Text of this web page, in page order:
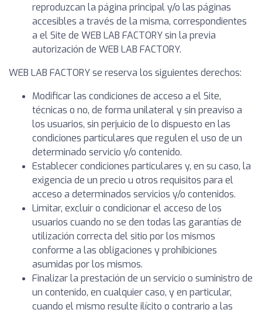
reproduzcan la página principal y/o las páginas
accesibles a través de la misma, correspondientes
a el Site de WEB LAB FACTORY sin la previa
autorización de WEB LAB FACTORY.
WEB LAB FACTORY se reserva los siguientes derechos:
Modificar las condiciones de acceso a el Site,
técnicas o no, de forma unilateral y sin preaviso a
los usuarios, sin perjuicio de lo dispuesto en las
condiciones particulares que regulen el uso de un
determinado servicio y/o contenido.
Establecer condiciones particulares y, en su caso, la
exigencia de un precio u otros requisitos para el
acceso a determinados servicios y/o contenidos.
Limitar, excluir o condicionar el acceso de los
usuarios cuando no se den todas las garantías de
utilización correcta del sitio por los mismos
conforme a las obligaciones y prohibiciones
asumidas por los mismos.
Finalizar la prestación de un servicio o suministro de
un contenido, en cualquier caso, y en particular,
cuando el mismo resulte ilícito o contrario a las